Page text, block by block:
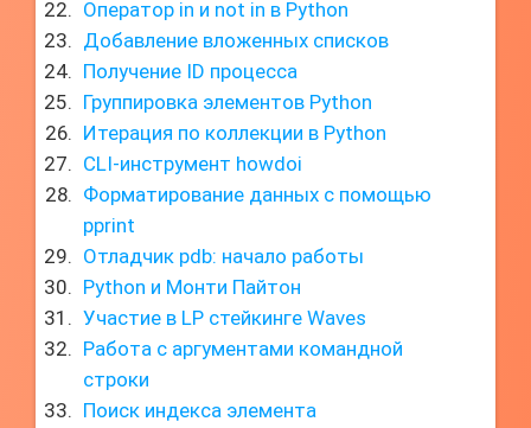
Оператор in и not in в Python
Добавление вложенных списков
Получение ID процесса
Группировка элементов Python
Итерация по коллекции в Python
CLI-инструмент howdoi
Форматирование данных с помощью
pprint
Отладчик pdb: начало работы
Python и Монти Пайтон
Участие в LP стейкинге Waves
Работа с аргументами командной
строки
Поиск индекса элемента